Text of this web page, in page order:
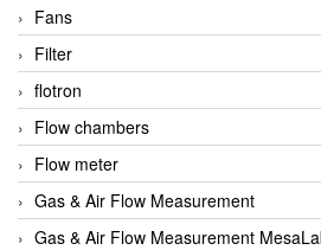
Apiste
APLISENS VietNam
Apollo Fire
Appleton
AQ Matic
Aqualabo Vietnam
Aquametro
Fans
Filter
flotron
Flow chambers
Flow meter
Gas & Air Flow Measurement
Gas & Air Flow Measurement